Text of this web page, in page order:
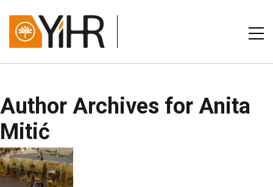
Author Archives for Anita
Mitić